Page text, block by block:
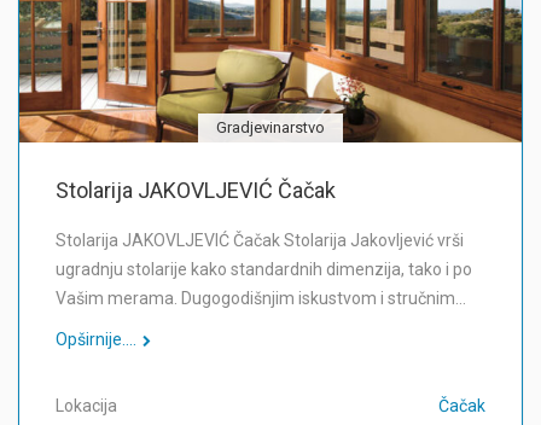
Gradjevinarstvo
Stolarija JAKOVLJEVIĆ Čačak
Stolarija JAKOVLJEVIĆ Čačak Stolarija Jakovljević vrši
ugradnju stolarije kako standardnih dimenzija, tako i po
Vašim merama. Dugogodišnjim iskustvom i stručnim…
Opširnije....
Lokacija Čačak